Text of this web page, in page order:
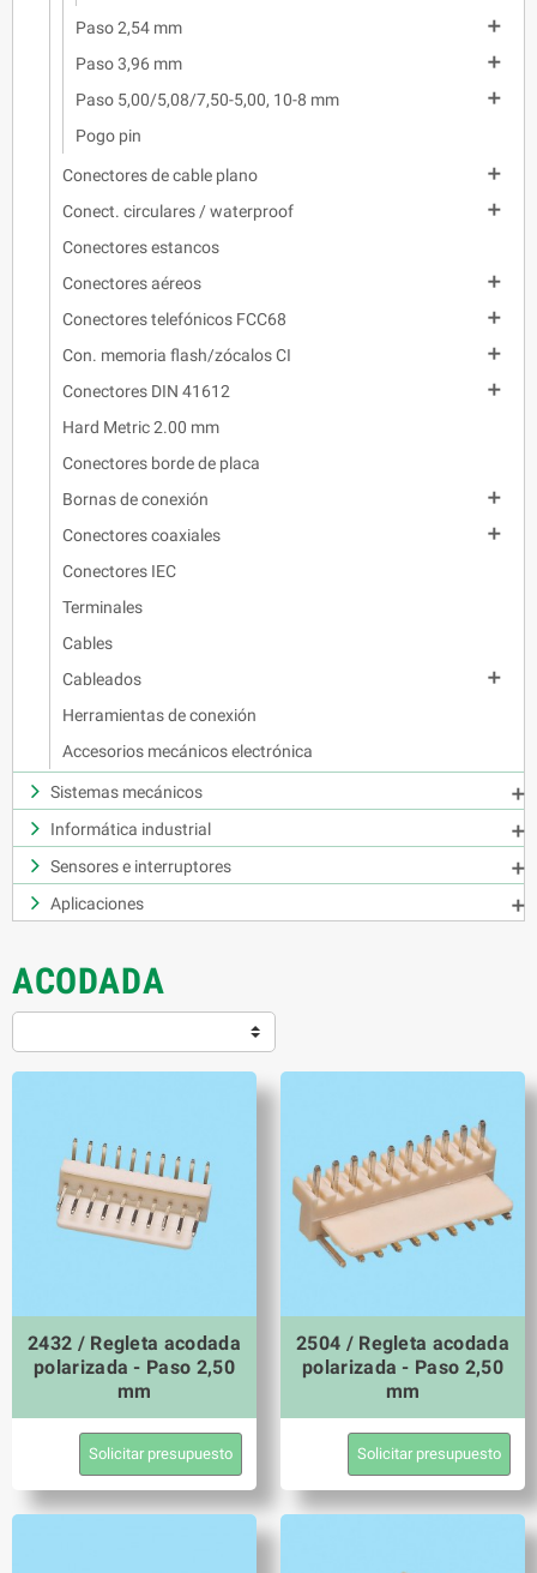
Paso 2,54 mm

Paso 3,96 mm

Paso 5,00/5,08/7,50-5,00, 10-8 mm

Pogo pin
Conectores de cable plano

Conect. circulares / waterproof

Conectores estancos
Conectores aéreos

Conectores telefónicos FCC68

Con. memoria flash/zócalos CI

Conectores DIN 41612

Hard Metric 2.00 mm
Conectores borde de placa
Bornas de conexión

Conectores coaxiales

Conectores IEC
Terminales
Cables
Cableados

Herramientas de conexión
Accesorios mecánicos electrónica
Sistemas mecánicos

Informática industrial

Sensores e interruptores

Aplicaciones

ACODADA
2432 / Regleta acodada
polarizada - Paso 2,50
mm
Solicitar presupuesto
2504 / Regleta acodada
polarizada - Paso 2,50
mm
Solicitar presupuesto